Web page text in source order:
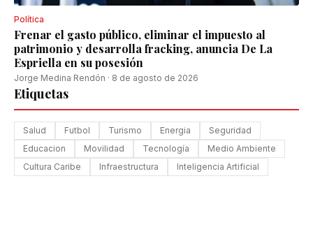
Política
Frenar el gasto público, eliminar el impuesto al
patrimonio y desarrolla fracking, anuncia De La
Espriella en su posesión
Jorge Medina Rendón · 8 de agosto de 2026
Etiquetas
Salud Futbol Turismo Energia
Seguridad
Educacion
Movilidad Tecnología
Medio Ambiente
Cultura Caribe
Infraestructura Inteligencia Artificial